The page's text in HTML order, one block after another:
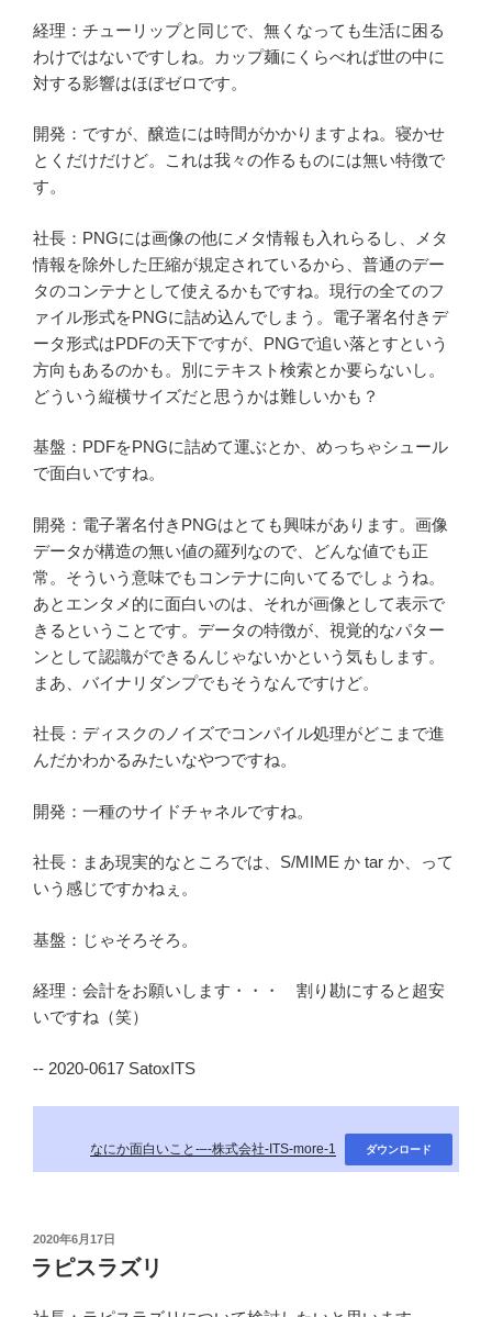
経理：チューリップと同じで、無くなっても生活に困る
わけではないですしね。カップ麺にくらべれば世の中に
対する影響はほぼゼロです。
開発：ですが、醸造には時間がかかりますよね。寝かせ
とくだけだけど。これは我々の作るものには無い特徴で
す。
社長：PNGには画像の他にメタ情報も入れらるし、メタ
情報を除外した圧縮が規定されているから、普通のデー
タのコンテナとして使えるかもですね。現行の全てのフ
ァイル形式をPNGに詰め込んでしまう。電子署名付きデ
ータ形式はPDFの天下ですが、PNGで追い落とすという
方向もあるのかも。別にテキスト検索とか要らないし。
どういう縦横サイズだと思うかは難しいかも？
基盤：PDFをPNGに詰めて運ぶとか、めっちゃシュール
で面白いですね。
開発：電子署名付きPNGはとても興味があります。画像
データが構造の無い値の羅列なので、どんな値でも正
常。そういう意味でもコンテナに向いてるでしょうね。
あとエンタメ的に面白いのは、それが画像として表示で
きるということです。データの特徴が、視覚的なパター
ンとして認識ができるんじゃないかという気もします。
まあ、バイナリダンプでもそうなんですけど。
社長：ディスクのノイズでコンパイル処理がどこまで進
んだかわかるみたいなやつですね。
開発：一種のサイドチャネルですね。
社長：まあ現実的なところでは、S/MIME か tar か、って
いう感じですかねぇ。
基盤：じゃそろそろ。
経理：会計をお願いします・・・ 割り勘にすると超安
いですね（笑）
-- 2020-0617 SatoxITS
なにか面白いこと-–-株式会社-ITS-more-1 ダウンロード
投
稿
日:
2020年6月17日
ラピスラズリ